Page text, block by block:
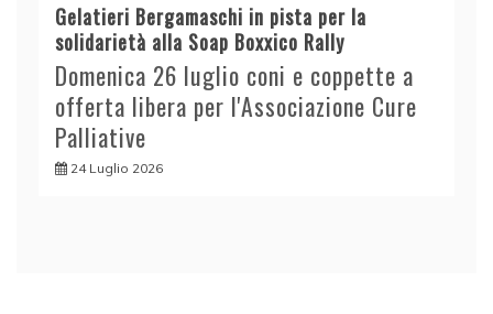
Gelatieri Bergamaschi in pista per la
solidarietà alla Soap Boxxico Rally
Domenica 26 luglio coni e coppette a
offerta libera per l'Associazione Cure
Palliative
24 Luglio 2026